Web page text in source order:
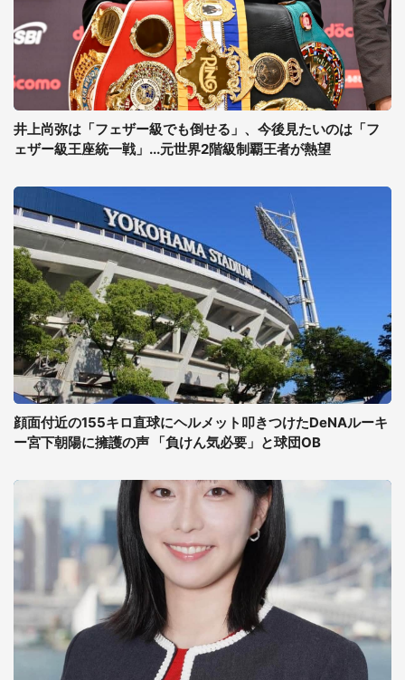
井上尚弥は「フェザー級でも倒せる」、今後見たいのは「フ
ェザー級王座統一戦」...元世界2階級制覇王者が熱望
顔面付近の155キロ直球にヘルメット叩きつけたDeNAルーキ
ー宮下朝陽に擁護の声 「負けん気必要」と球団OB